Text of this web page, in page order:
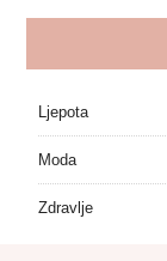
Ljepota
Moda
Zdravlje